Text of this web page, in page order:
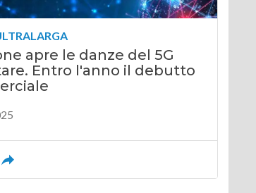
apre le danze del 5G
Entro l'anno il debutto